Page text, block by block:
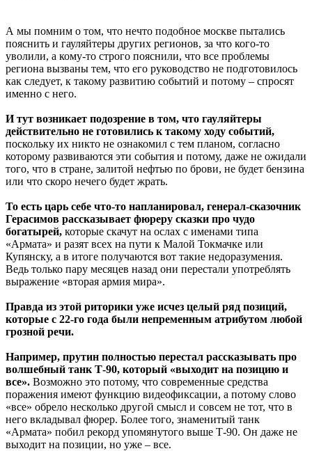
А мы помним о том, что нечто подобное москве пытались
пояснить и гауляйтеры других регионов, за что кого-то
уволили, а кому-то строго пояснили, что все проблемы
региона вызваны тем, что его руководство не подготовилось
как следует, к такому развитию событий и потому – спросят
именно с него.
И тут возникает подозрение в том, что гауляйтеры
действительно не готовились к такому ходу событий,
поскольку их никто не ознакомил с тем планом, согласно
которому развиваются эти события и потому, даже не ожидали
того, что в стране, залитой нефтью по брови, не будет бензина
или что скоро нечего будет жрать.
То есть царь себе что-то напланировал, генерал-сказочник
Герасимов рассказывает фюреру сказки про чудо
богатырей, которые скачут на ослах с именами типа
«Армата» и разят всех на пути к Малой Токмачке или
Купянску, а в итоге получаются вот такие недоразумения.
Ведь только пару месяцев назад они перестали употреблять
выражение «вторая армия мира».
Правда из этой риторики уже исчез целый ряд позиций,
которые с 22-го года были непременным атрибутом любой
грозной речи.
Например, прутин полностью перестал рассказывать про
волшебный танк Т-90, который «выходит на позицию и
все». Возможно это потому, что современные средства
поражения имеют функцию видеофиксации, а потому слово
«все» обрело несколько другой смысл и совсем не тот, что в
него вкладывал фюрер. Более того, знаменитый танк
«Армата» побил рекорд упомянутого выше Т-90. Он даже не
выходит на позиции, но уже – все.